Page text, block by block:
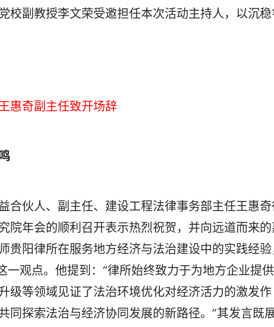
校副教授李文荣受邀担任本次活动主持人，以沉稳
惠奇副主任致开场辞
伙人、副主任、建设工程法律事务部主任王惠奇
院年会的顺利召开表示热烈祝贺，并向远道而来的
贵阳律所在服务地方经济与法治建设中的实践经验
一观点。他提到：“律所始终致力于为地方企业提供
级等领域见证了法治环境优化对经济活力的激发作
同探索法治与经济协同发展的新路径。”其发言既